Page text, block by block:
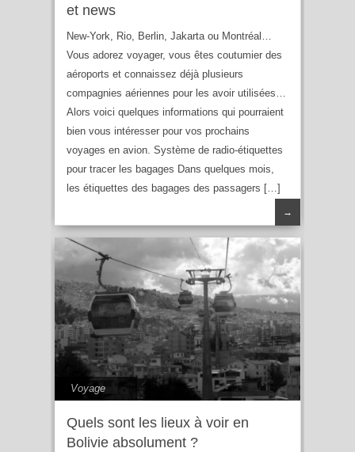
et news
New-York, Rio, Berlin, Jakarta ou Montréal…
Vous adorez voyager, vous êtes coutumier des
aéroports et connaissez déjà plusieurs
compagnies aériennes pour les avoir utilisées…
Alors voici quelques informations qui pourraient
bien vous intéresser pour vos prochains
voyages en avion. Système de radio-étiquettes
pour tracer les bagages Dans quelques mois,
les étiquettes des bagages des passagers […]
→
Voyage
Quels sont les lieux à voir en
Bolivie absolument ?